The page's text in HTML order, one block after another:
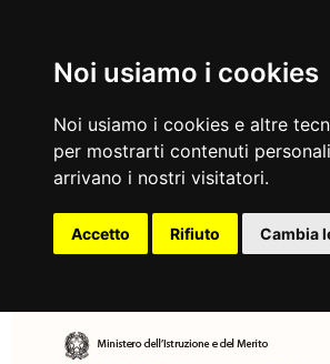
Noi usiamo i cookies
Noi usiamo i cookies e altre
per mostrarti contenuti
arrivano i nostri visitatori.
Accetto Rifiuto Cambia